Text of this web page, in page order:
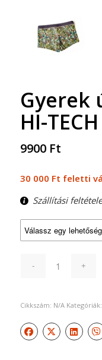
Gyerek
HI-
9900 Ft
30 000 Ft feletti
Szállítási
Cikkszám: N/A Kategóriák: